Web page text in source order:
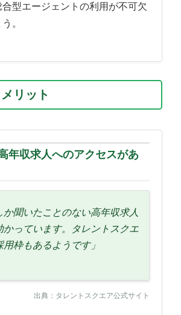
合型エージェントの利用が不可欠
。
リット
年収求人へのアクセスがあ
か聞いたことのない高年収求人
かっています。タレントスクエ
用枠もあるようです」
出典：タレントスクエア公式サイト